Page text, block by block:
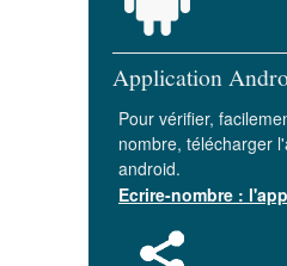
Application
Pour vérifier,
nombre, télécharger
android.
Ecrire-nombre :